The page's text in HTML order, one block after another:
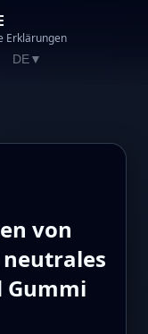
Erklärungen
DE▼
von
Gummi